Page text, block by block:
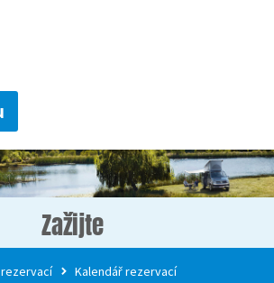
Zažijte
Kalendář rezervací